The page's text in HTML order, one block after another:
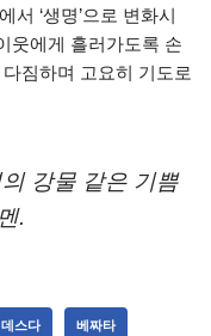
서 ‘생명’으로 변화시
웃에게 흘러가도록 손
짐하며 고요히 기도로
강물 같은 기쁨
.
데스다 베짜타